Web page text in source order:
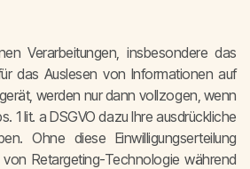
Verarbeitungen, insbesondere das
das Auslesen von Informationen auf
werden nur dann vollzogen, wenn
1 lit. a DSGVO dazu Ihre ausdrückliche
Ohne diese Einwilligungserteilung
Retargeting-Technologie während